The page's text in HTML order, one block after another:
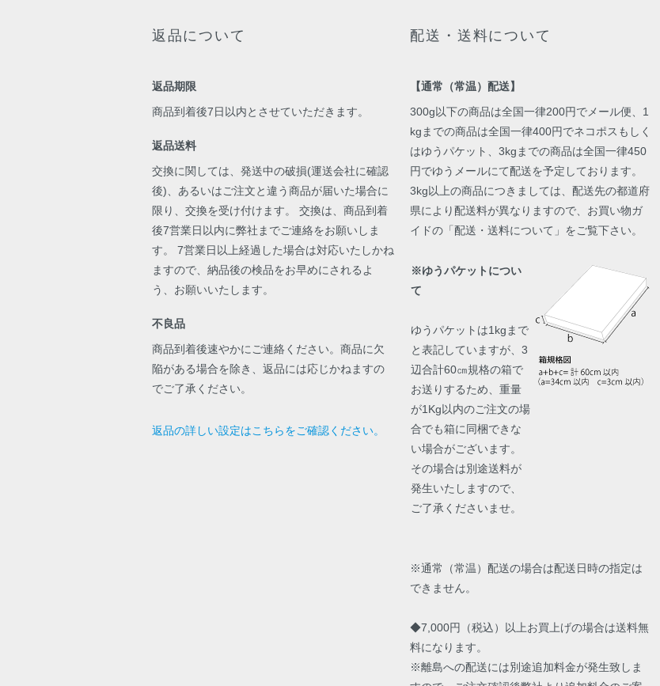
返品について
返品期限
商品到着後7日以内とさせていただきます。
返品送料
交換に関しては、発送中の破損(運送会社に確認
後)、あるいはご注文と違う商品が届いた場合に
限り、交換を受け付けます。 交換は、商品到着
後7営業日以内に弊社までご連絡をお願いしま
す。 7営業日以上経過した場合は対応いたしかね
ますので、納品後の検品をお早めにされるよ
う、お願いいたします。
不良品
商品到着後速やかにご連絡ください。商品に欠
陥がある場合を除き、返品には応じかねますの
でご了承ください。
返品の詳しい設定はこちらをご確認ください。
配送・送料について
【通常（常温）配送】
300g以下の商品は全国一律200円でメール便、1
kgまでの商品は全国一律400円でネコポスもしく
はゆうパケット、3kgまでの商品は全国一律450
円でゆうメールにて配送を予定しております。
3kg以上の商品につきましては、配送先の都道府
県により配送料が異なりますので、お買い物ガ
イドの「配送・送料について」をご覧下さい。
※ゆうパケットについ
て
ゆうパケットは1kgまで
と表記していますが、3
辺合計60㎝規格の箱で
お送りするため、重量
が1Kg以内のご注文の場
合でも箱に同梱できな
い場合がございます。
その場合は別途送料が
発生いたしますので、
ご了承くださいませ。
※通常（常温）配送の場合は配送日時の指定は
できません。
◆7,000円（税込）以上お買上げの場合は送料無
料になります。
※離島への配送には別途追加料金が発生致しま